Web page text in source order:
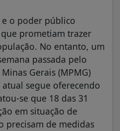
o poder público
prometiam trazer
No entanto, um
passada pelo
Gerais (MPMG)
segue oferecendo
se que 18 das 31
em situação de
precisam de medidas